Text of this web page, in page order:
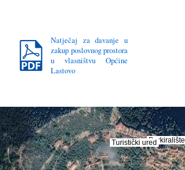
Natječaj za davanje u
zakup poslovnog prostora
u vlasništvu Općine
Lastovo
Turistički uredParkiralište
Turistički uredParkiralište